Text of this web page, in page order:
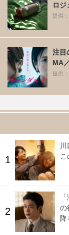
ロジ
提供
注目
MA
提供
の
降